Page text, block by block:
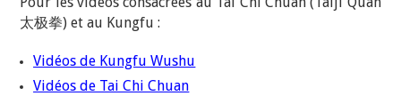
太极拳) et au Kungfu :
Vidéos de Kungfu Wushu
Vidéos de Tai Chi Chuan